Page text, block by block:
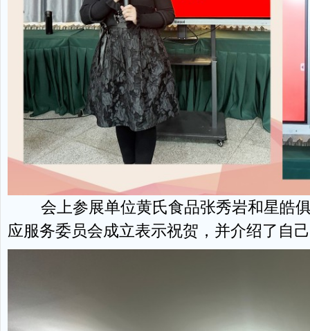
会上参展单位黄氏食品张秀岩和星皓俱
应服务委员会成立表示祝贺，并介绍了自